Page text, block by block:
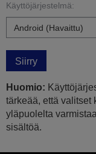
Käyttöjärjestelmä:
Siirry
Huomio:
tärkeää, että valitset
yläpuolelta
sisältöä.